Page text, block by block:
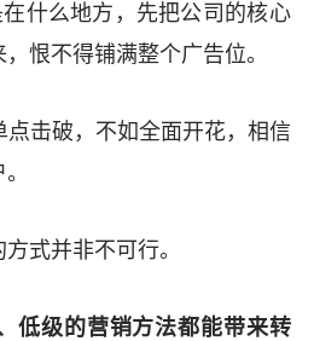
什么地方，先把公司的核心
恨不得铺满整个广告位。
击破，不如全面开花，相信
式并非不可行。
低级的营销方法都能带来转